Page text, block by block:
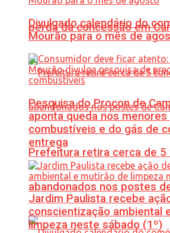
perda da concessão em
Prefeitura retira cerca de
abandonados nos postes
Divulgado calendário do
Mourão para o mês de
Pesquisa do Procon de
aponta queda nos
combustíveis e do gás de
entrega
Jardim Paulista recebe
conscientização ambiental
limpeza neste sábado (1º)